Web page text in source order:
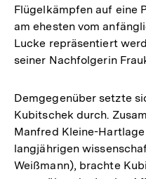
Flügelkämpfen auf eine
am ehesten vom
Lucke repräsentiert
seiner Nachfolgerin
Demgegenüber setzte
Kubitschek durch.
Manfred Kleine-
langjährigen
Weißmann), brachte